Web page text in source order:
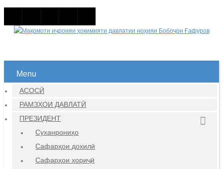
Menu
АСОСӢ
РАМЗҲОИ ДАВЛАТӢ
ПРЕЗИДЕНТ
Суханрониҳо
Сафарҳои дохилӣ
Сафарҳои хориҷӣ